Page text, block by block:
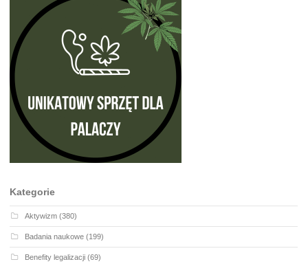
Kategorie
Aktywizm (380)
Badania naukowe (199)
Benefity legalizacji (69)